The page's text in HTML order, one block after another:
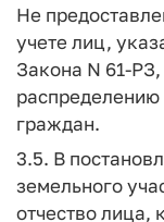
Не
учете лиц,
Закона N 61-
граждан.
3.5. В
земельного
отчество лица,